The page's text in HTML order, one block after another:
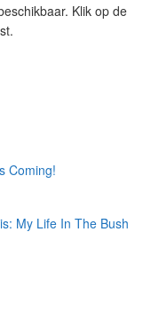
Klik op de
Coming!
My Life In The Bush